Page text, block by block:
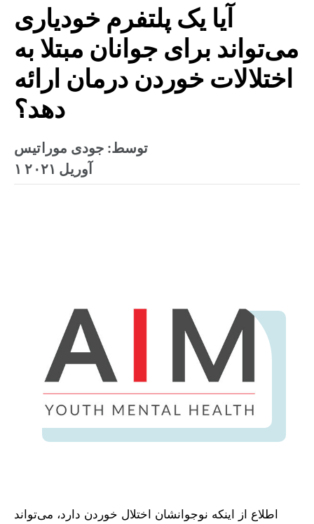
آیا یک پلتفرم خودیاری
می‌تواند برای جوانان مبتلا به
اختلالات خوردن درمان ارائه
دهد؟
توسط: جودی موراتیس
۱ آوریل ۲۰۲۱
اطلاع از اینکه نوجوانشان اختلال خوردن دارد، می‌تواند